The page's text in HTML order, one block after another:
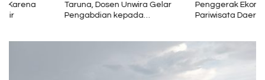
Taruna, Dosen Unwira Gelar
Pengabdian kepada
Penggerak Ekonomi dan
Pariwisata Daerah